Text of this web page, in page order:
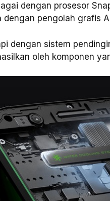
dengan prosesor
dengan pengolah grafis
dengan sistem
oleh komponen